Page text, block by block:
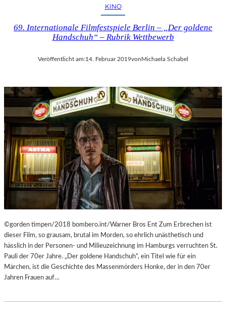
V
N
I
V
E
R
M
U
M
M
I
N
D
E
G
A
L
E
R
L
KINO
69. Internationale Filmfestspiele Berlin – „Der goldene
Handschuh“ – Rubrik Wettbewerb
Veröffentlicht am:14. Februar 2019von Michaela Schabel
©gorden timpen/2018 bombero.int/Warner Bros Ent Zum Erbrechen ist
dieser Film, so grausam, brutal im Morden, so ehrlich unästhetisch und
hässlich in der Personen- und Milieuzeichnung im Hamburgs verruchten St.
Pauli der 70er Jahre. „Der goldene Handschuh“, ein Titel wie für ein
Märchen, ist die Geschichte des Massenmörders Honke, der in den 70er
Jahren Frauen auf…